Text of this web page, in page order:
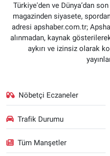
Türkiye'den ve Dünya’dan
magazinden siyasete,
adresi apshaber.com.tr;
alınmadan, kaynak
aykırı ve izinsiz olarak
Nöbetçi Eczaneler
Trafik Durumu
Tüm Manşetler